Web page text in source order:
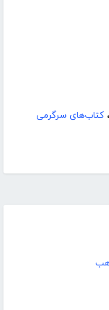
، کتاب‌های سرگرمی